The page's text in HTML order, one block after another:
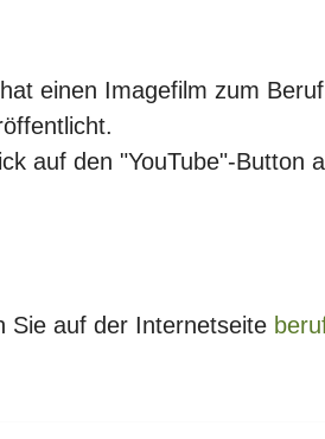
einen Imagefilm zum
auf den "YouTube"-Button
Sie auf der Internetseite